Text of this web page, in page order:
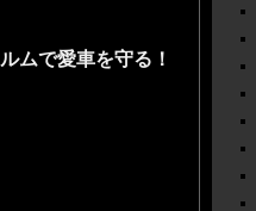
ムで愛車を守る！